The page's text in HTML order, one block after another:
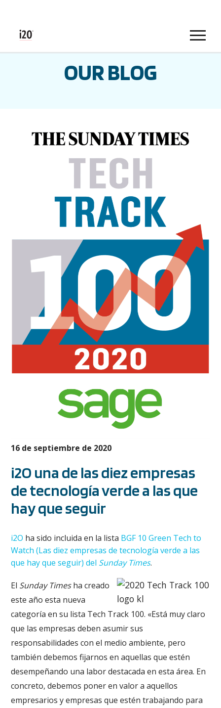
Menu
OUR BLOG
16 de septiembre de 2020
i2O una de las diez empresas
de tecnología verde a las que
hay que seguir
i2O ha sido incluida en la lista BGF 10 Green Tech to
Watch (Las diez empresas de tecnología verde a las
que hay que seguir) del Sunday Times.
El Sunday Timesha creado
este año esta nueva
categoría en su lista Tech Track 100. «Está muy claro
que las empresas deben asumir sus
responsabilidades con el medio ambiente, pero
también debemos fijarnos en aquellas que estén
desempeñando una labor destacada en esta área. En
concreto, debemos poner en valor a aquellos
empresarios y empresas que estén trabajando para